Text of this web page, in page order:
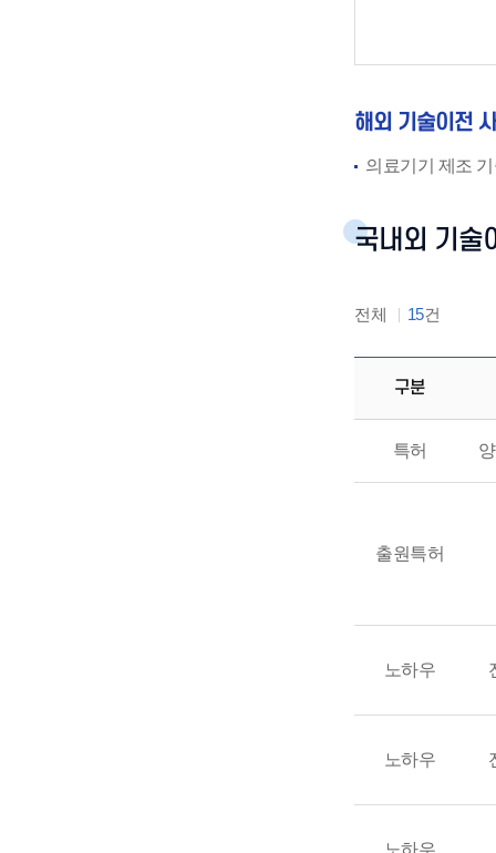
해외 기술이전 사
의료기기 제조
국내외 기술
전체 15건
구분
특허
출원특허
노하우
노하우
노하우